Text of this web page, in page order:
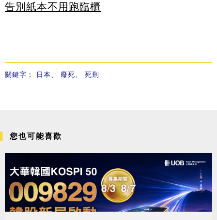
告別紙本不用跑臨櫃
關鍵字： 日本 廢死 死刑
您也可能喜歡